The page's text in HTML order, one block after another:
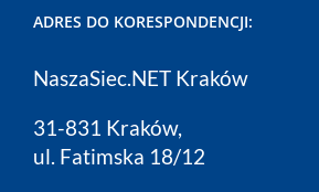
ADRES DO KORESPONDENCJI:
NaszaSiec.NET Kraków
31-831 Kraków,
ul. Fatimska 18/12